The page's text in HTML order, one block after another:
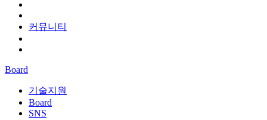
커뮤니티
Board
기술지원
Board
SNS